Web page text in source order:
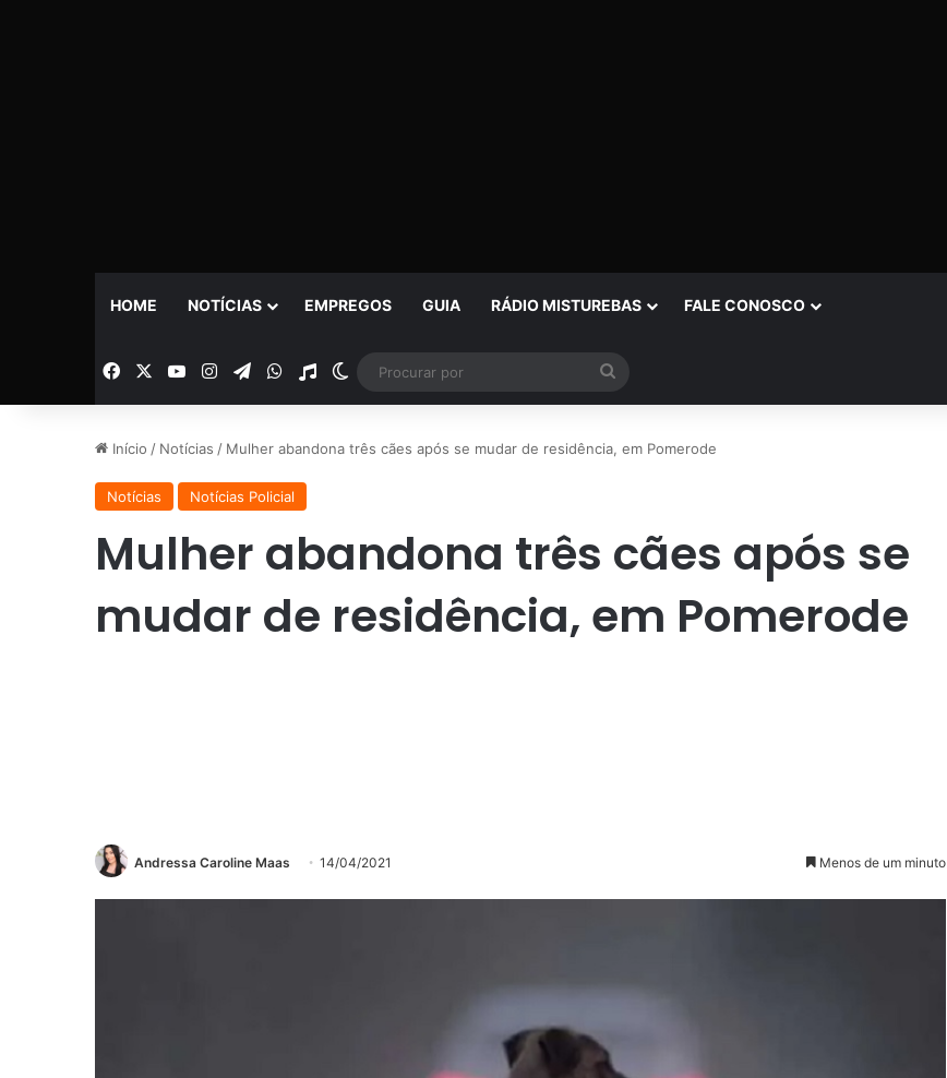
HOME NOTÍCIAS EMPREGOS GUIA RÁDIO MISTUREBAS FALE CONOSCO
Facebook YouTubeInstagramTelegramWhatsApp
Rádio Switch skin
por
Início / Notícias / Mulher abandona três cães após se mudar de residência, em Pomerode
Notícias Notícias Policial
Mulher abandona três cães após se
mudar de residência, em Pomerode
Andressa Caroline Maas 14/04/2021 Menos de um minuto